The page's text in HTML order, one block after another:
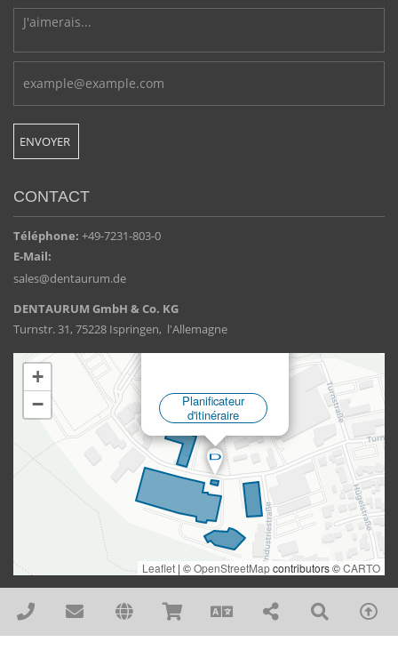
CONTACT
Téléphone: +49-7231-803-0
E-Mail:
sales@dentaurum.de
DENTAURUM GmbH & Co. KG
Turnstr. 31, 75228 Ispringen, l'Allemagne